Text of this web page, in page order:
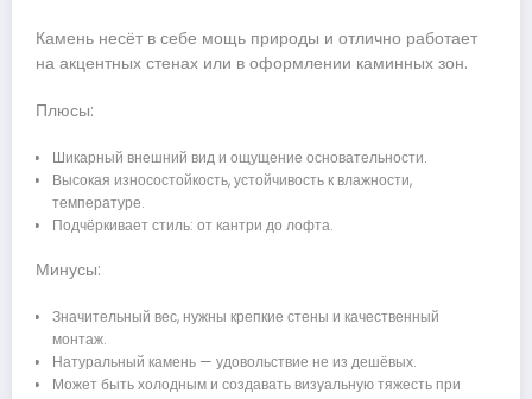
Камень несёт в себе мощь природы и отлично работает
на акцентных стенах или в оформлении каминных зон.
Плюсы:
Шикарный внешний вид и ощущение основательности.
Высокая износостойкость, устойчивость к влажности,
температуре.
Подчёркивает стиль: от кантри до лофта.
Минусы:
Значительный вес, нужны крепкие стены и качественный
монтаж.
Натуральный камень — удовольствие не из дешёвых.
Может быть холодным и создавать визуальную тяжесть при